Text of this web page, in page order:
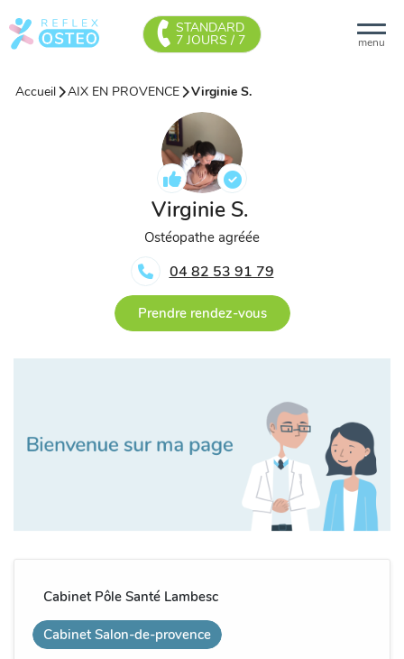
menu
STANDARD
7 JOURS / 7
Accueil AIX EN PROVENCE Virginie S.
Virginie S.
Ostéopathe agréée
04 82 53 91 79
Prendre rendez-vous
Cabinet Pôle Santé Lambesc
Cabinet Salon-de-provence